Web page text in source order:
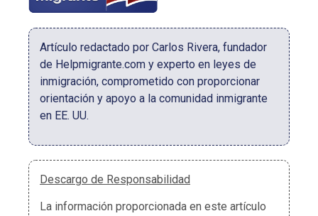
Artículo redactado por Carlos Rivera, fundador
de Helpmigrante.com y experto en leyes de
inmigración, comprometido con proporcionar
orientación y apoyo a la comunidad inmigrante
en EE. UU.
Descargo de Responsabilidad
La información proporcionada en este artículo